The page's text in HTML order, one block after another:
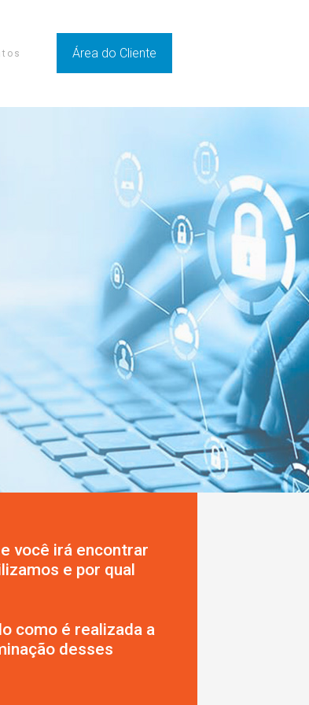
Área do Cliente
você irá encontrar
e por qual
como é realizada a
desses